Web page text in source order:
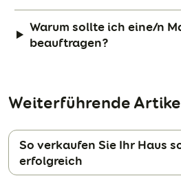
Warum sollte ich eine/n
beauftragen?
Weiterführende
So verkaufen Sie Ihr Haus
erfolgreich